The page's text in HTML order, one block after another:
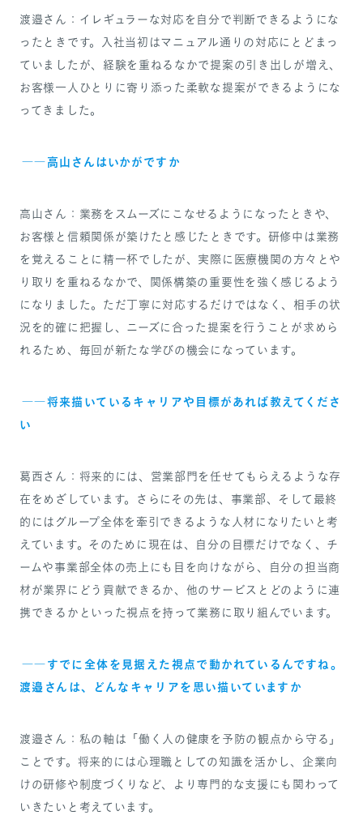
渡邉さん：イレギュラーな対応を自分で判断できるようにな
ったときです。入社当初はマニュアル通りの対応にとどまっ
ていましたが、経験を重ねるなかで提案の引き出しが増え、
お客様一人ひとりに寄り添った柔軟な提案ができるようにな
ってきました。
――高山さんはいかがですか
高山さん：業務をスムーズにこなせるようになったときや、
お客様と信頼関係が築けたと感じたときです。研修中は業務
を覚えることに精一杯でしたが、実際に医療機関の方々とや
り取りを重ねるなかで、関係構築の重要性を強く感じるよう
になりました。ただ丁寧に対応するだけではなく、相手の状
況を的確に把握し、ニーズに合った提案を行うことが求めら
れるため、毎回が新たな学びの機会になっています。
――将来描いているキャリアや目標があれば教えてくださ
い
葛西さん：将来的には、営業部門を任せてもらえるような存
在をめざしています。さらにその先は、事業部、そして最終
的にはグループ全体を牽引できるような人材になりたいと考
えています。そのために現在は、自分の目標だけでなく、チ
ームや事業部全体の売上にも目を向けながら、自分の担当商
材が業界にどう貢献できるか、他のサービスとどのように連
携できるかといった視点を持って業務に取り組んでいます。
――すでに全体を見据えた視点で動かれているんですね。
渡邉さんは、どんなキャリアを思い描いていますか
渡邉さん：私の軸は「働く人の健康を予防の観点から守る」
ことです。将来的には心理職としての知識を活かし、企業向
けの研修や制度づくりなど、より専門的な支援にも関わって
いきたいと考えています。